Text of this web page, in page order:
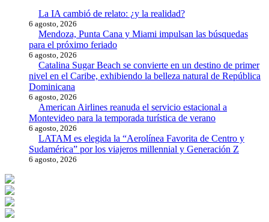
La IA cambió de relato: ¿y la realidad?
6 agosto, 2026
Mendoza, Punta Cana y Miami impulsan las búsquedas
para el próximo feriado
6 agosto, 2026
Catalina Sugar Beach se convierte en un destino de primer
nivel en el Caribe, exhibiendo la belleza natural de República
Dominicana
6 agosto, 2026
American Airlines reanuda el servicio estacional a
Montevideo para la temporada turística de verano
6 agosto, 2026
LATAM es elegida la “Aerolínea Favorita de Centro y
Sudamérica” por los viajeros millennial y Generación Z
6 agosto, 2026